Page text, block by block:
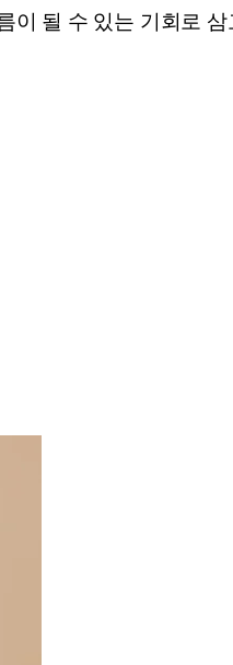
될 수 있는 기회로